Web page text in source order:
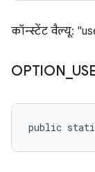
कॉन्स्टेंट वैल्यू:
OPTION
public static